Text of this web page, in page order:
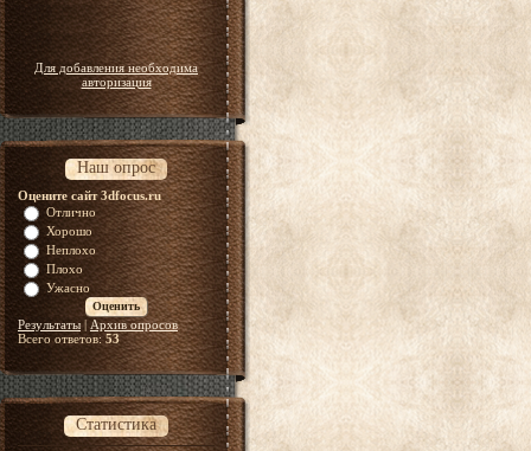
Для добавления необходима
авторизация
Наш опрос
Оцените сайт 3dfocus.ru
Отлично
Хорошо
Неплохо
Плохо
Ужасно
Результаты| Архив опросов
Всего ответов:53
Статистика